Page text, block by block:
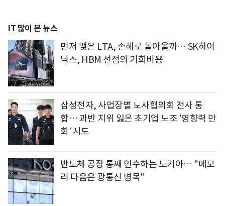
IT 많이 본 뉴스
먼저 맺은 LTA, 손해로 돌아올까… SK하이
닉스, HBM 선점의 기회비용
삼성전자, 사업장별 노사협의회 전사 통
합… 과반 지위 잃은 초기업 노조 '영향력 만
회' 시도
반도체 공장 통째 인수하는 노키아… "메모
리 다음은 광통신 병목"